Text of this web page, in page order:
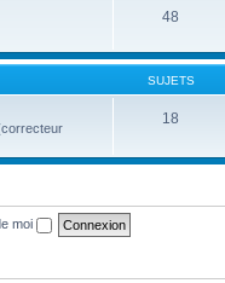
48
SUJETS
18
moi